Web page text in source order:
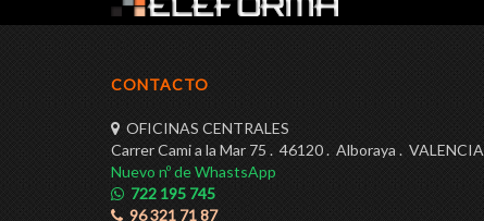
CONTACTO
OFICINAS CENTRALES
Carrer Cami a la Mar 75 . 46120 . Alboraya . VALENCIA
Nuevo nº de WhastsApp
722 195 745
96 321 71 87